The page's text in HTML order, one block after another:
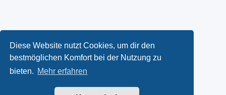
Diese Website nutzt Cookies, um dir den
bestmöglichen Komfort bei der Nutzung zu
bieten. Mehr erfahren